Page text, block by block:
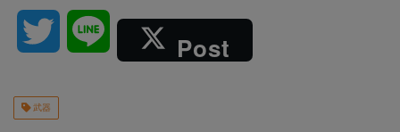
Post
武器